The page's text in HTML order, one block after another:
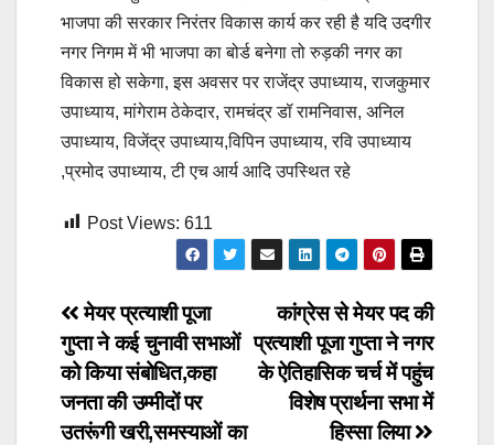
भाजपा की सरकार निरंतर विकास कार्य कर रही है यदि उदगीर
नगर निगम में भी भाजपा का बोर्ड बनेगा तो रुड़की नगर का
विकास हो सकेगा, इस अवसर पर राजेंद्र उपाध्याय, राजकुमार
उपाध्याय, मांगेराम ठेकेदार, रामचंद्र डॉ रामनिवास, अनिल
उपाध्याय, विजेंद्र उपाध्याय,विपिन उपाध्याय, रवि उपाध्याय
,प्रमोद उपाध्याय, टी एच आर्य आदि उपस्थित रहे
Post Views: 611
Post
navigation
कांग्रेस से मेयर पद की
प्रत्याशी पूजा गुप्ता ने नगर
के ऐतिहासिक चर्च में पहुंच
विशेष प्रार्थना सभा में
हिस्सा लिया
मेयर प्रत्याशी पूजा
गुप्ता ने कई चुनावी सभाओं
को किया संबोधित,कहा
जनता की उम्मीदों पर
उतरूंगी खरी,समस्याओं का